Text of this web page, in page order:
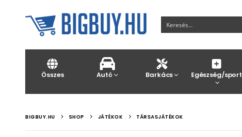
Összes Autó Barkács Egészség/sport
BIGBUY.HU SHOP JÁTÉKOK TÁRSASJÁTÉKOK